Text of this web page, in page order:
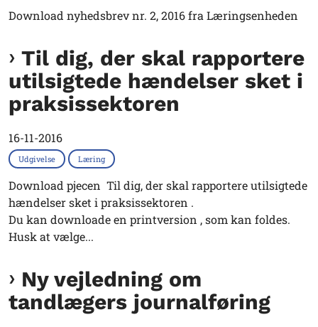
Download nyhedsbrev nr. 2, 2016 fra Læringsenheden
Til dig, der skal rapportere
utilsigtede hændelser sket i
praksissektoren
16-11-2016
Udgivelse Læring
Download pjecen Til dig, der skal rapportere utilsigtede
hændelser sket i praksissektoren .
Du kan downloade en printversion , som kan foldes.
Husk at vælge...
Ny vejledning om
tandlægers journalføring